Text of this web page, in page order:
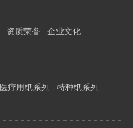
资质荣誉 企业文化
医疗用纸系列
特种纸系列